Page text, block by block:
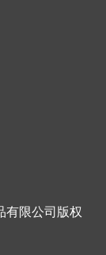
限公司版权